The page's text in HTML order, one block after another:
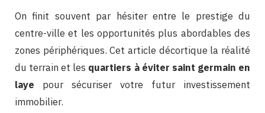
On finit souvent par hésiter entre le prestige du
centre-ville et les opportunités plus abordables des
zones périphériques. Cet article décortique la réalité
du terrain et les quartiers à éviter saint germain en
laye pour sécuriser votre futur investissement
immobilier.